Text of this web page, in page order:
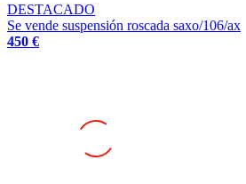
DESTACADO
Se vende suspensión roscada saxo/106/ax
450 €